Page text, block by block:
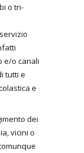
o tri-
e/o canali
tutti e
e
dei
vicini o